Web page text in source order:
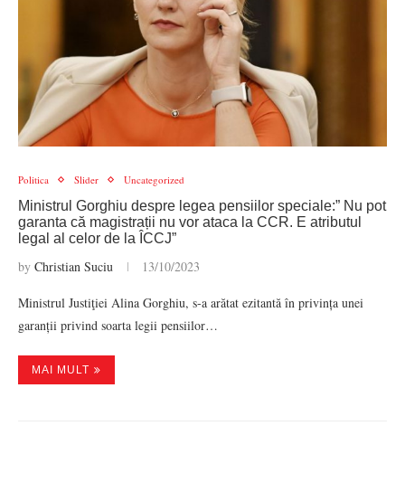
Politica Slider Uncategorized
Ministrul Gorghiu despre legea pensiilor speciale:” Nu pot
garanta că magistrații nu vor ataca la CCR. E atributul
legal al celor de la ÎCCJ”
by Christian Suciu 13/10/2023
Ministrul Justiţiei Alina Gorghiu, s-a arătat ezitantă în privința unei
garanții privind soarta legii pensiilor…
MAI MULT